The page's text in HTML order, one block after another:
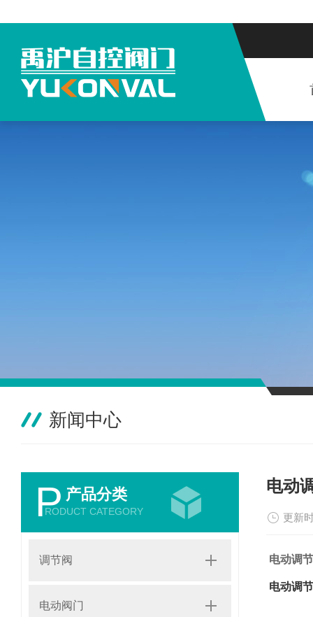
新闻中心
P 产品分类
RODUCT CATEGORY
调节阀
电动阀门
电动
更新
电动调
电动调